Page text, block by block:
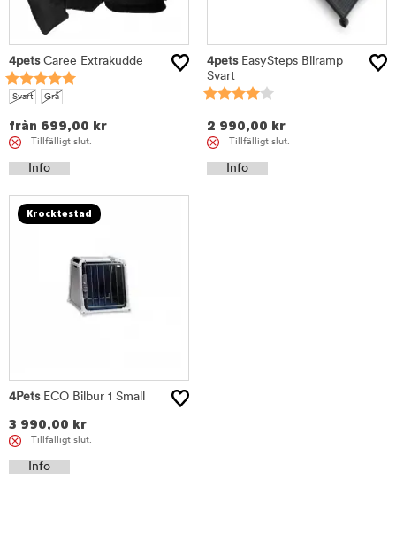
4petsCaree Extrakudde
Svart Grå
från 699,00 kr
Tillfälligt slut.
Info
4petsEasySteps Bilramp
Svart
2 990,00 kr
Tillfälligt slut.
Info
Krocktestad
4PetsECO Bilbur 1 Small
3 990,00 kr
Tillfälligt slut.
Info